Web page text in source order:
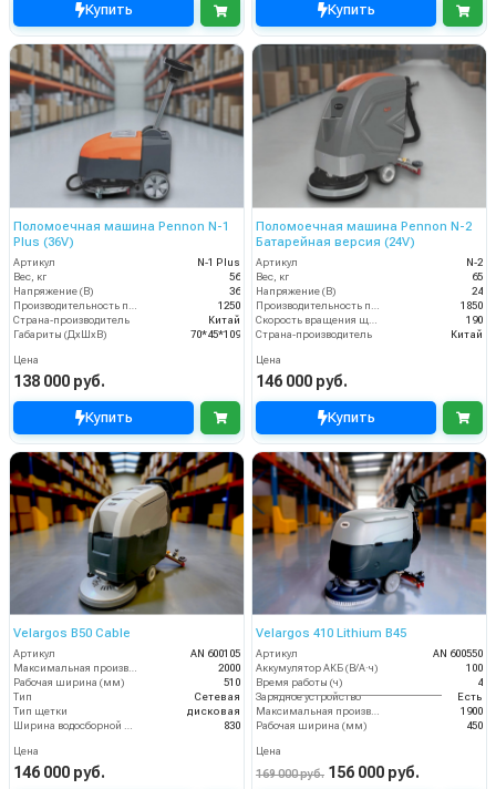
Купить Купить
Поломоечная машина Pennon N-1
Plus (36V)
Артикул
N-1 Plus
Вес, кг
56
Напряжение (В)
36
1250
Страна-производитель
Китай
Габариты (ДхШхВ)
70*45*109
Цена
138 000 руб.
Купить
Поломоечная машина Pennon N-2
Батарейная версия (24V)
Артикул
N-2
Вес, кг
65
Напряжение (В)
24
1850
190
Страна-производитель
Китай
Цена
146 000 руб.
Купить
Velargos B50 Cable
Артикул
AN 600105
Максимальная производительность (кв.м/час)
2000
Рабочая ширина (мм)
510
Тип
Сетевая
Тип щетки
дисковая
Ширина водосборной рейки
830
Цена
146 000 руб.
Velargos 410 Lithium B45
Артикул
AN 600550
Аккумулятор АКБ (В/А·ч)
100
Время работы (ч)
4
Зарядное устройство
Есть
Максимальная производительность (кв.м/час)
1900
Рабочая ширина (мм)
450
Цена
169 000 руб. 156 000 руб.